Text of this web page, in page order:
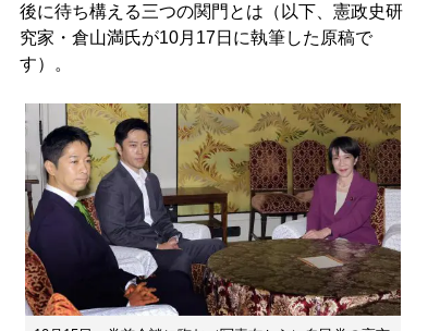
後に待ち構える三つの関門とは（以下、憲政史研
究家・倉山満氏が10月17日に執筆した原稿で
す）。